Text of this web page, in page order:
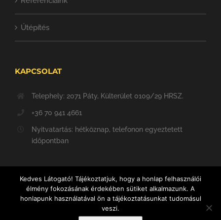
Útépítés
KAPCSOLAT
Telephely: 2071 Páty, Külterület 0109/29 HRSZ.
+36 70 941 4661
Nyitvatartás: hétköznap, telefonon egyeztetett
időpontban
Kedves Látogató! Tájékoztatjuk, hogy a honlap felhasználói
élmény fokozásának érdekében sütiket alkalmazunk. A
honlapunk használatával ön a tájékoztatásunkat tudomásul
veszi.